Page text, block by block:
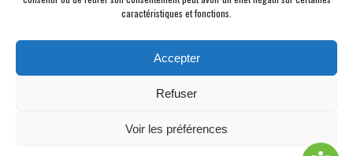
caractéristiques et fonctions.
Accepter
Refuser
Voir les préférences
Politique des cookies